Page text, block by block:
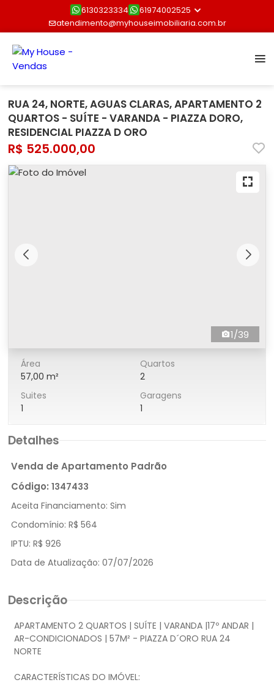
6130323334
61974002525
atendimento@myhouseimobiliaria.com.br
RUA 24, NORTE, AGUAS CLARAS, APARTAMENTO 2
QUARTOS - SUÍTE - VARANDA - PIAZZA DORO,
RESIDENCIAL PIAZZA D ORO
R$ 525.000,00
1/39
Área
57,00 m²
Quartos
2
Suites
1
Garagens
1
Detalhes
Venda de Apartamento Padrão
Código: 1347433
Aceita Financiamento: Sim
Condomínio: R$ 564
IPTU: R$ 926
Data de Atualização: 07/07/2026
Descrição
APARTAMENTO 2 QUARTOS | SUÍTE | VARANDA |17º ANDAR |
AR-CONDICIONADOS | 57M² - PIAZZA D´ORO RUA 24
NORTE
CARACTERÍSTICAS DO IMÓVEL: